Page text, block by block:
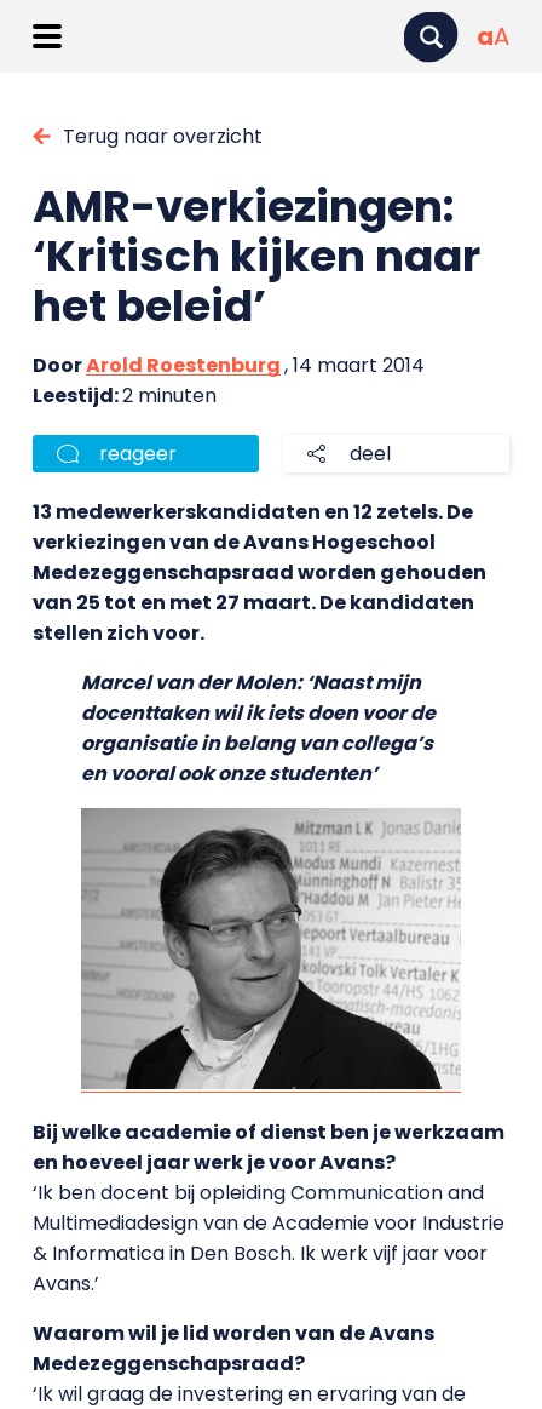
aA
Terug naar overzicht
AMR-verkiezingen:
‘Kritisch kijken naar
het beleid’
DoorArold Roestenburg, 14 maart 2014
Leestijd:2 minuten
reageer deel
13 medewerkerskandidaten en 12 zetels. De
verkiezingen van de Avans Hogeschool
Medezeggenschapsraad worden gehouden
van 25 tot en met 27 maart. De kandidaten
stellen zich voor.
Marcel van der Molen: ‘Naast mijn
docenttaken wil ik iets doen voor de
organisatie in belang van collega’s
en vooral ook onze studenten’
Bij welke academie of dienst ben je werkzaam
en hoeveel jaar werk je voor Avans?
‘Ik ben docent bij opleiding Communication and
Multimediadesign van de Academie voor Industrie
& Informatica in Den Bosch. Ik werk vijf jaar voor
Avans.’
Waarom wil je lid worden van de Avans
Medezeggenschapsraad?
‘Ik wil graag de investering en ervaring van de